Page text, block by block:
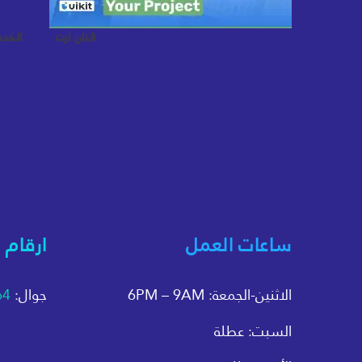
فنان ارت
جوال:
ساعات العمل
الاثنين-الجمعة: 6PM – 9AM
السبت: عطلة